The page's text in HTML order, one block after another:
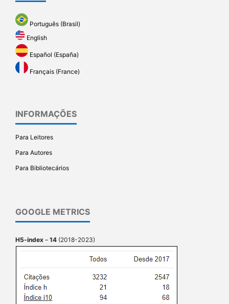
Português (Brasil)
English
Español (España)
Français (France)
INFORMAÇÕES
Para Leitores
Para Autores
Para Bibliotecários
GOOGLE METRICS
H5-index – 14 (2018-2023)